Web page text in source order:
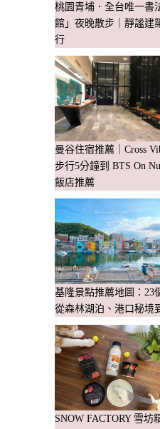
桃園青埔．全台唯一書
館」夜晚散步｜靜謐建
行
曼谷住宿推薦｜Cross
步行5分鐘到 BTS On
飯店推薦
基隆景點推薦地圖：23
從森林湖泊、港口秘境
SNOW FACTORY 雪坊